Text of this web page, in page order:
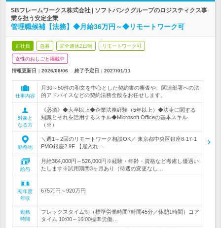
SBフレームワークス株式会社 | ソフトバンクグループのロジスティクス事
業を担う安定企業
管理職候補【法務】◆月給36万円～◆リモートワーク可
正社員 急募 完全週休2日制 リモートワーク可
女性のおしごと掲載中
情報更新日：2026/08/06 終了予定日： 2027/01/11
仕事内容
月30～50件の和文を中心とした契約書の審査や、関連部署への法
的アドバイスなどの契約法務全般をお任せします。
対象と
なる方
《必須》◆大卒以上◆企業法務経験（5年以上）◆法令に関する
知識とそれを活用するスキル◆Microsoft Officeの基本スキル
（※）
勤務地
＼週1～2回のリモートワーク相談OK／ 東京都中央区銀座8-17-1
PMO銀座2 9F 【雇入れ…
給与
月給364,000円～526,000円※経験・年齢・資格など考慮し優遇い
たします※試用期間3ヶ月あり（待遇の変更なし…
初年度
年収
675万円～920万円
勤務
時間
フレックスタイム制（標準労働時間7時間45分／休憩1時間）コア
タイム 10:00～16:00標準労働…